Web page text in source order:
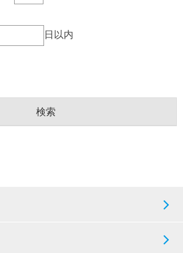
日以内